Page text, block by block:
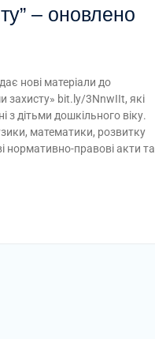
– оновлено
нові матеріали до
захисту» bit.ly/3NnwIIt, які
з дітьми дошкільного віку.
математики, розвитку
нормативно-правові акти та